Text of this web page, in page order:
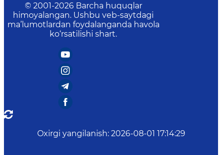
© 2001-2026 Barcha huquqlar
himoyalangan. Ushbu veb-saytdagi
ma’lumotlardan foydalanganda havola
ko‘rsatilishi shart.
Oxirgi yangilanish: 2026-08-01 17:14:29